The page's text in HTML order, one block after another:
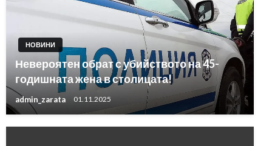
НОВИНИ
Невероятен обрат с убийството на 45-
годишната жена в столицата!
admin_zarata 01.11.2025